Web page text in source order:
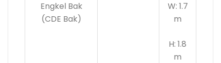
Engkel Bak
(CDE Bak)
W: 1.7
m
H: 1.8
m